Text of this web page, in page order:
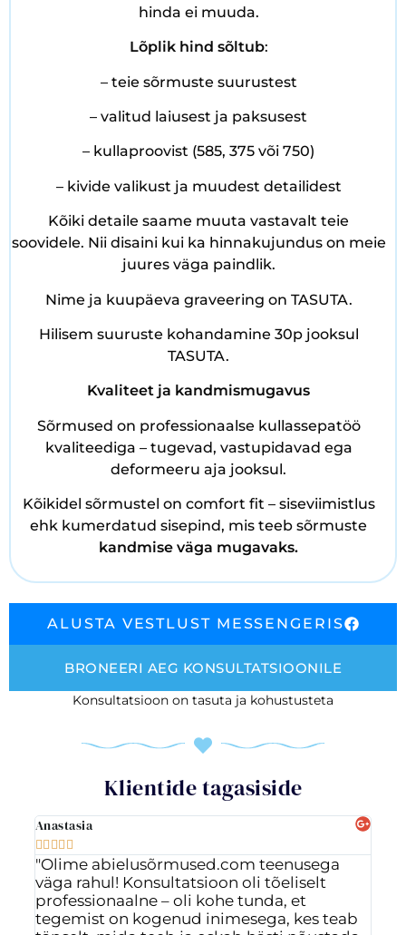
hinda ei muuda.
Lõplik hind sõltub:
– teie sõrmuste suurustest
– valitud laiusest ja paksusest
– kullaproovist (585, 375 või 750)
– kivide valikust ja muudest detailidest
Kõiki detaile saame muuta vastavalt teie
soovidele. Nii disaini kui ka hinnakujundus on meie
juures väga paindlik.
Nime ja kuupäeva graveering on TASUTA.
Hilisem suuruste kohandamine 30p jooksul
TASUTA.
Kvaliteet ja kandmismugavus
Sõrmused on professionaalse kullassepatöö
kvaliteediga – tugevad, vastupidavad ega
deformeeru aja jooksul.
Kõikidel sõrmustel on comfort fit – siseviimistlus
ehk kumerdatud sisepind, mis teeb sõrmuste
kandmise väga mugavaks.
ALUSTA VESTLUST MESSENGERIS
BRONEERI AEG KONSULTATSIOONILE
Konsultatsioon on tasuta ja kohustusteta
Klientide tagasiside
Anastasia
    
"Olime abielusõrmused.com teenusega
väga rahul! Konsultatsioon oli tõeliselt
professionaalne – oli kohe tunda, et
tegemist on kogenud inimesega, kes teab